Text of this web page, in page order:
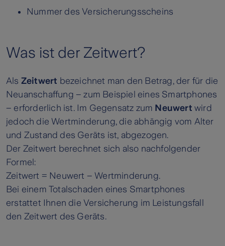
Nummer des Versicherungsscheins
Was ist der Zeitwert?
Als Zeitwert bezeichnet man den Betrag, der für die
Neuanschaffung – zum Beispiel eines Smartphones
– erforderlich ist. Im Gegensatz zum Neuwert wird
jedoch die Wertminderung, die abhängig vom Alter
und Zustand des Geräts ist, abgezogen.
Der Zeitwert berechnet sich also nachfolgender
Formel:
Zeitwert = Neuwert – Wertminderung.
Bei einem Totalschaden eines Smartphones
erstattet Ihnen die Versicherung im Leistungsfall
den Zeitwert des Geräts.